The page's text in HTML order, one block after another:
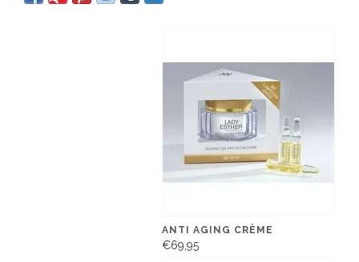
ANTI AGING CRÈME
€69,95